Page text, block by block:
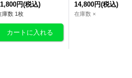
ット】{LPST-JP00
《モンスター》
円(税込)
庫数 1枚
クシークレット】
ST-JP001}
14,800円(税込)
在庫数 ×